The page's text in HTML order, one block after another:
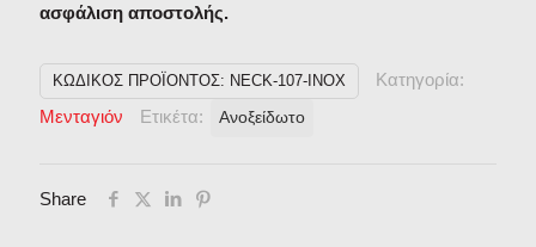
ασφάλιση αποστολής.
ΚΩΔΙΚΌΣ ΠΡΟΪΌΝΤΟΣ: NECK-107-INOX
Κατηγορία:
Μενταγιόν
Ετικέτα: Ανοξείδωτο
Share